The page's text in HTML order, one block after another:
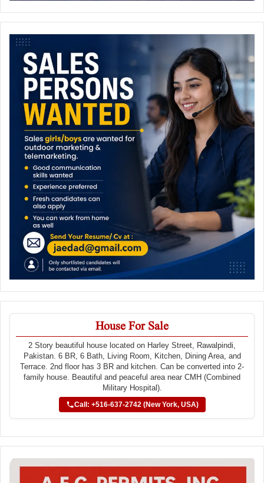
House For Sale
2 Story beautiful house located on Harley Street, Rawalpindi,
Pakistan. 6 BR, 6 Bath, Living Room, Kitchen, Dining Area, and
Terrace. 2nd floor has 3 BR and kitchen. Can be converted into 2-
family house. Beautiful and peaceful area near CMH (Combined
Military Hospital).
Call: +516-637-2742 (New York, USA)